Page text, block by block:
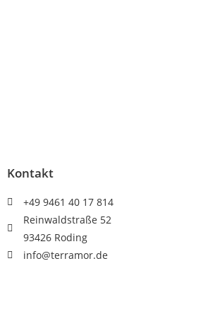
Kontakt
+49 9461 40 17 814
Reinwaldstraße 52
93426 Roding
info@terramor.de